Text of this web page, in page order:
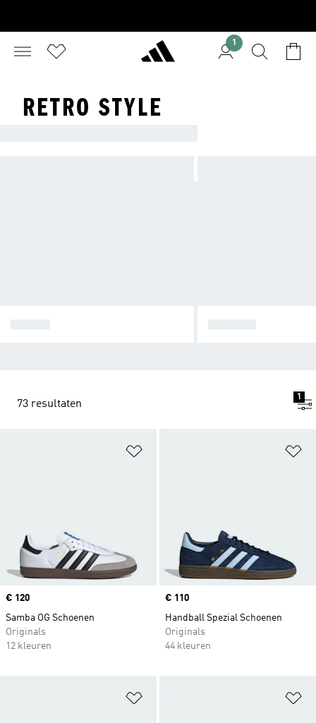
1
RETRO STYLE
73 resultaten
1
Price
€ 120
Samba OG Schoenen
Originals
12 kleuren
Price
€ 110
Handball Spezial Schoenen
Originals
44 kleuren